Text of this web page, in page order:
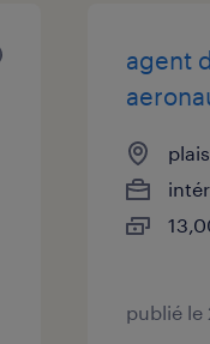
agent
publié le